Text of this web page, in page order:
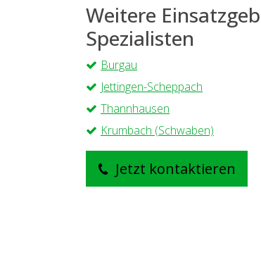
Weitere
Spezialisten
Burgau
Jettingen-Scheppach
Thannhausen
Krumbach (Schwaben)
Jetzt kontaktieren